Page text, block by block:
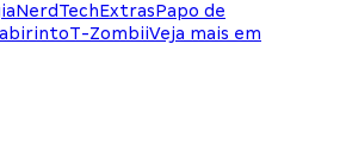
NerdTechExtrasPapo de
T-ZombiiVeja mais em